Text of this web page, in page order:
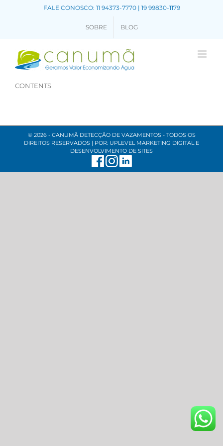
FALE CONOSCO: 11 94373-7770 | 19 99830-1179
SOBRE BLOG
CONTENTS
© 2026 - CANUMÃ DETECÇÃO DE VAZAMENTOS - TODOS OS
DIREITOS RESERVADOS | POR: UPLEVEL MARKETING DIGITAL E
DESENVOLVIMENTO DE SITES